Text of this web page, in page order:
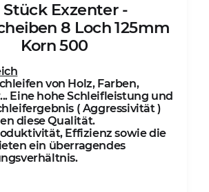
Stück Exzenter -
8 Loch 125mm
Korn 500
von Holz, Farben,
Eine hohe Schleifleistung und
( Aggressivität )
diese Qualität.
Effizienz sowie die
ein überragendes